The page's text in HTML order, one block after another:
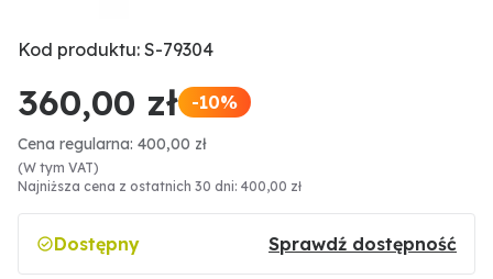
Kod produktu: S-79304
360,00 zł -10%
Cena regularna: 400,00 zł
(W tym VAT)
Najniższa cena z ostatnich 30 dni: 400,00 zł
Dostępny Sprawdź dostępność